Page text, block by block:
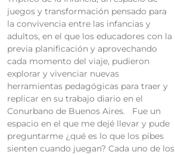
juegos y transformación pensado para
la convivencia entre las infancias y
adultos, en el que los educadores con la
previa planificación y aprovechando
cada momento del viaje, pudieron
explorar y vivenciar nuevas
herramientas pedagógicas para traer y
replicar en su trabajo diario en el
Conurbano de Buenos Aires. Fue un
espacio en el que me dejé llevar y pude
preguntarme ¿qué es lo que los pibes
sienten cuando juegan? Cada uno de los